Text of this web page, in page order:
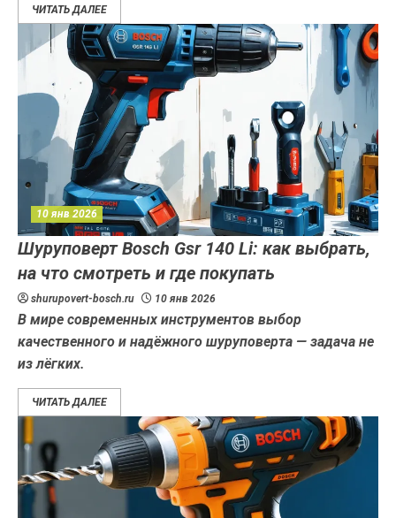
ЧИТАТЬ ДАЛЕЕ
10 янв 2026
Шуруповерт Bosch Gsr 140 Li: как выбрать,
на что смотреть и где покупать
shurupovert-bosch.ru 10 янв 2026
В мире современных инструментов выбор
качественного и надёжного шуруповерта — задача не
из лёгких.
ЧИТАТЬ ДАЛЕЕ